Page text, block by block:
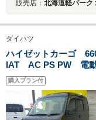
販売店： 北海道軽パーク
ダイハツ
ハイゼットカーゴ
IAT AC PS PW 電
購入プラン付